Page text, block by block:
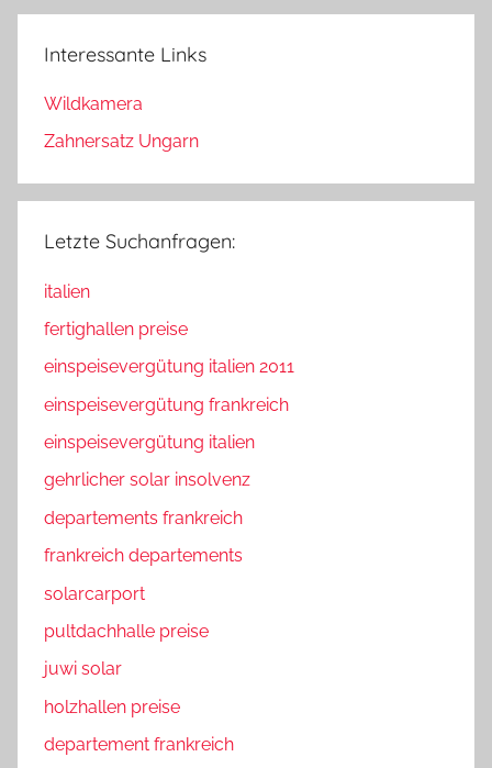
Interessante Links
Wildkamera
Zahnersatz Ungarn
Letzte Suchanfragen:
italien
fertighallen preise
einspeisevergütung italien 2011
einspeisevergütung frankreich
einspeisevergütung italien
gehrlicher solar insolvenz
departements frankreich
frankreich departements
solarcarport
pultdachhalle preise
juwi solar
holzhallen preise
departement frankreich